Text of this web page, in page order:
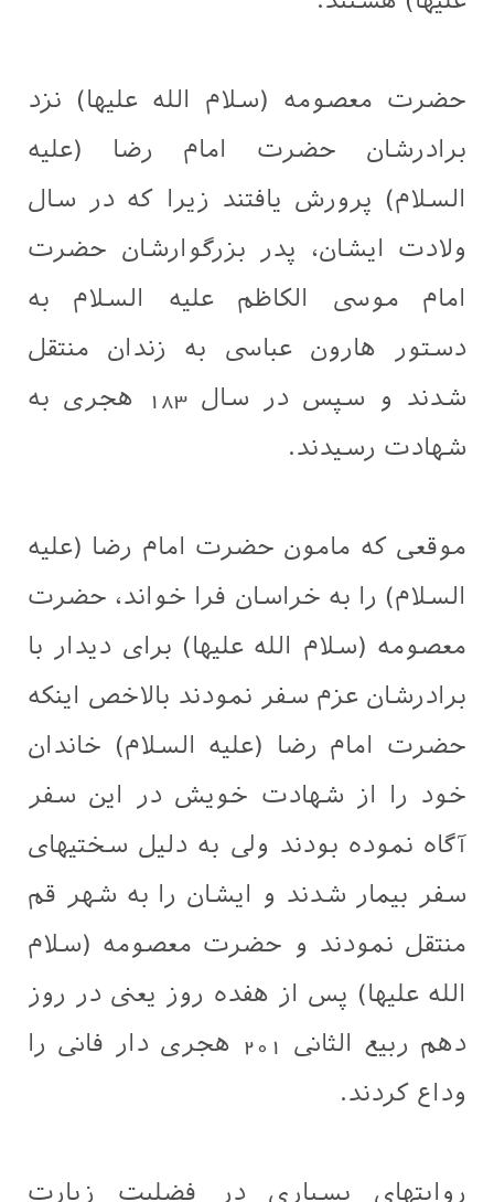
حضرت معصومه (سلام الله علیها) نزد
برادرشان حضرت امام رضا (علیه
السلام) پرورش یافتند زیرا که در سال
ولادت ایشان، پدر بزرگوارشان حضرت
امام موسی الکاظم علیه السلام به
دستور هارون عباسی به زندان منتقل
شدند و سپس در سال 183 هجری به
شهادت رسیدند.
موقعی که مامون حضرت امام رضا (علیه
السلام) را به خراسان فرا خواند، حضرت
معصومه (سلام الله علیها) برای دیدار با
برادرشان عزم سفر نمودند بالاخص اینکه
حضرت امام رضا (علیه السلام) خاندان
خود را از شهادت خویش در این سفر
آگاه نموده بودند ولی به دلیل سختیهای
سفر بیمار شدند و ایشان را به شهر قم
منتقل نمودند و حضرت معصومه (سلام
الله علیها) پس از هفده روز یعنی در روز
دهم ربیع الثانی 201 هجری دار فانی را
وداع کردند.
روایتهای بسیاری در فضلیت زیارت